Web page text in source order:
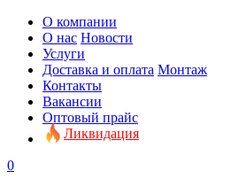
О компании
О нас Новости
Услуги
Доставка и оплата Монтаж
Контакты
Вакансии
Оптовый прайс
Ликвидация
0